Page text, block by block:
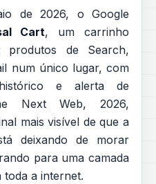
de 2026, o Google
Cart, um carrinho
produtos de Search,
num único lugar, com
e alerta de
Next Web, 2026,
mais visível de que a
deixando de morar
para uma camada
toda a internet.